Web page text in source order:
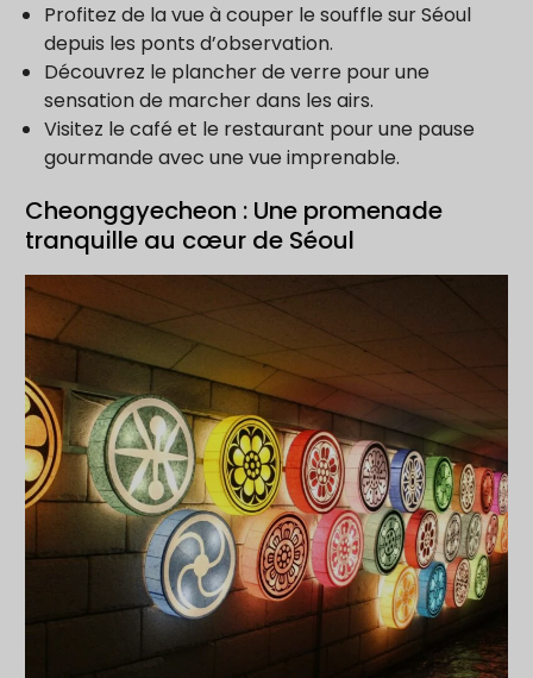
Profitez de la vue à couper le souffle sur Séoul
depuis les ponts d’observation.
Découvrez le plancher de verre pour une
sensation de marcher dans les airs.
Visitez le café et le restaurant pour une pause
gourmande avec une vue imprenable.
Cheonggyecheon : Une promenade
tranquille au cœur de Séoul